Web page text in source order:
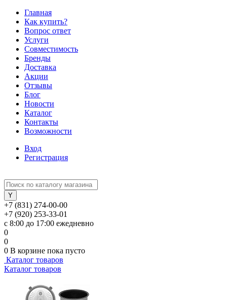
Главная
Как купить?
Вопрос ответ
Услуги
Совместимость
Бренды
Доставка
Акции
Отзывы
Блог
Новости
Каталог
Контакты
Возможности
Вход
Регистрация
+7 (831) 274-00-00
+7 (920) 253-33-01
с 8:00 до 17:00 ежедневно
0
0
0 В корзине пока пусто
Каталог товаров
Каталог товаров